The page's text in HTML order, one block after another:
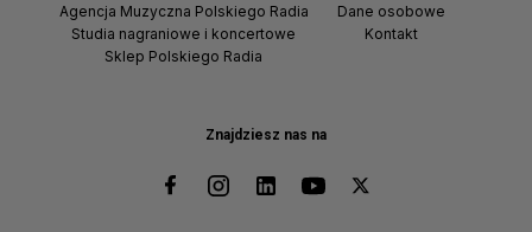
Znajdziesz nas na
Agencja Muzyczna Polskiego Radia
Studia nagraniowe i koncertowe
Sklep Polskiego Radia
Dane osobowe
Kontakt